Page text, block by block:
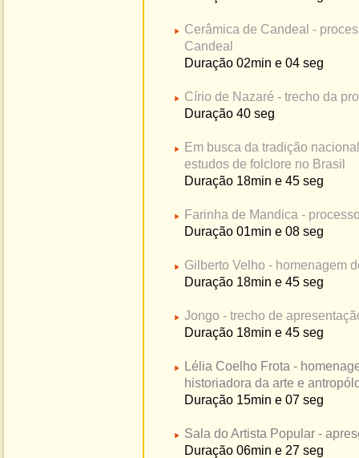
Cerâmica de Candeal -
Candeal
Duração 02min e 04 seg
Círio de Nazaré - trecho da
Duração 40 seg
Em busca da tradição
estudos de folclore no Brasil
Duração 18min e 45 seg
Farinha de Mandica -
Duração 01min e 08 seg
Gilberto Velho - homenagem
Duração 18min e 45 seg
Jongo - trecho de
Duração 18min e 45 seg
Lélia Coelho Frota -
historiadora da arte e
Duração 15min e 07 seg
Sala do Artista Popular -
Duração 06min e 27 seg